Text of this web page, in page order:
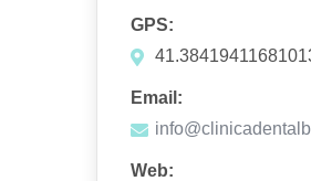
GPS:
Email:
Web: